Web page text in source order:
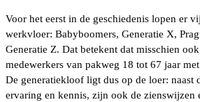
Voor het eerst in de geschiedenis lopen er
werkvloer: Babyboomers, Generatie X,
Generatie Z. Dat betekent dat misschien
medewerkers van pakweg 18 tot 67 jaar
De generatiekloof ligt dus op de loer: naast
ervaring en kennis, zijn ook de zienswijzen